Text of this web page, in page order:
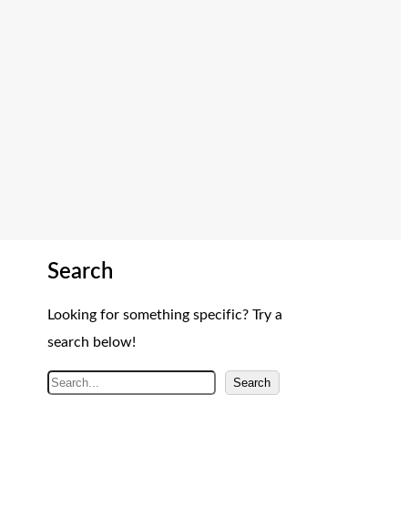
Search
Looking for something specific? Try a
search below!
A
Search